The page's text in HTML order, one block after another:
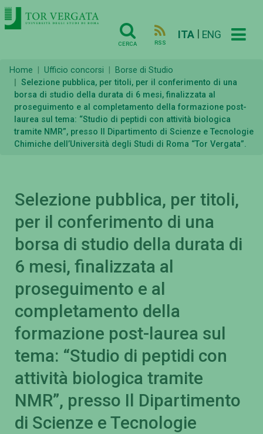
CERCA RSS
ITA ENG
Home Ufficio concorsi
Borse di Studio
Selezione pubblica, per titoli, per il conferimento di una
borsa di studio della durata di 6 mesi, finalizzata al
proseguimento e al completamento della formazione post-
laurea sul tema: “Studio di peptidi con attività biologica
tramite NMR”, presso Il Dipartimento di Scienze e Tecnologie
Chimiche dell’Università degli Studi di Roma “Tor Vergata”.
Selezione pubblica, per titoli,
per il conferimento di una
borsa di studio della durata di
6 mesi, finalizzata al
proseguimento e al
completamento della
formazione post-laurea sul
tema: “Studio di peptidi con
attività biologica tramite
NMR”, presso Il Dipartimento
di Scienze e Tecnologie